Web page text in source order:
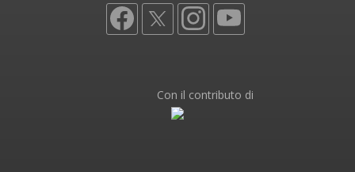
Con il contributo di